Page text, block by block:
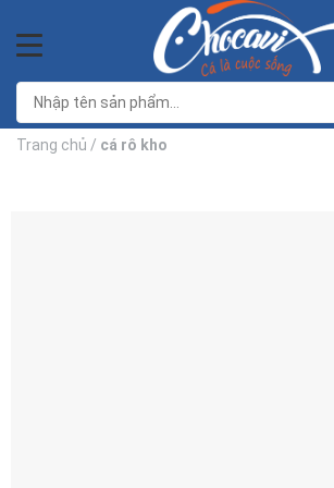
qua
nội
dung
Trang chủ / cá rô kho